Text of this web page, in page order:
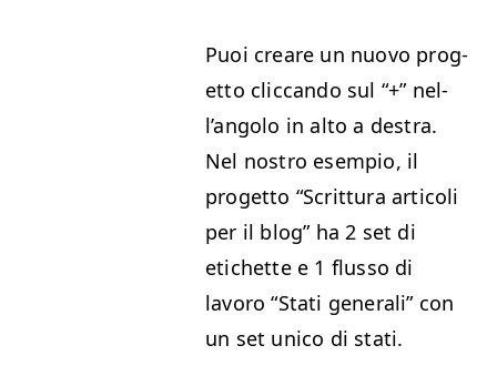
Puoi creare un nuo­vo prog­
et­to clic­can­do sul “+” nel­
l’an­go­lo in alto a destra.
Nel nos­tro esem­pio, il
prog­et­to “Scrit­tura arti­coli
per il blog” ha 2 set di
etichette e 1 flus­so di
lavoro“Sta­ti gen­er­ali” con
un set uni­co di stati.